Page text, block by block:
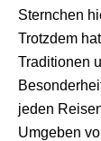
Sternchen
Trotzdem
Traditionen
jeden
Umgeben